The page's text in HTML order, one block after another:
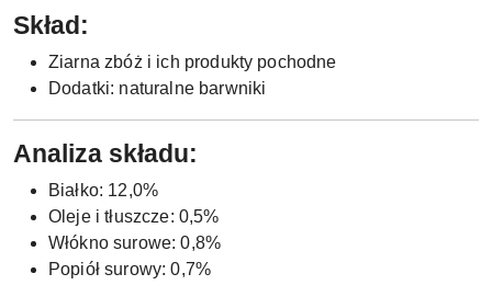
Skład:
Ziarna zbóż i ich produkty pochodne
Dodatki: naturalne barwniki
Analiza składu:
Białko: 12,0%
Oleje i tłuszcze: 0,5%
Włókno surowe: 0,8%
Popiół surowy: 0,7%